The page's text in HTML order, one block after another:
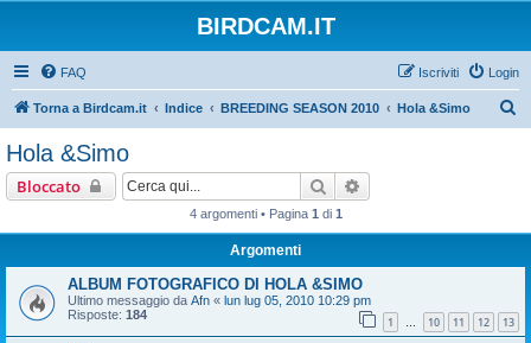
BIRDCAM.IT
FAQ Login
Iscriviti
Torna a Birdcam.it Indice BREEDING SEASON 2010 Hola &Simo
Hola &Simo
Bloccato Cerca
4 argomenti • Pagina 1 di 1
Argomenti
ALBUM FOTOGRAFICO DI HOLA &SIMO
Ultimo messaggio da Afn « lun lug 05, 2010 10:29 pm
Risposte: 184 1 … 10 11 12 13